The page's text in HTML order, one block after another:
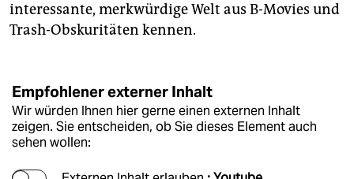
interessante, merkwürdige Welt aus B-Movies und
Trash-Obskuritäten kennen.
Empfohlener externer Inhalt
Wir würden Ihnen hier gerne einen externen Inhalt
zeigen. Sie entscheiden, ob Sie dieses Element auch
sehen wollen: